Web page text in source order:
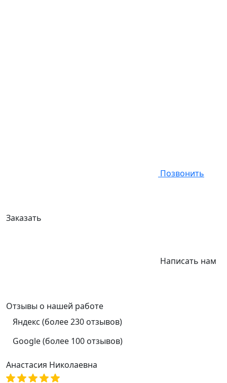
Позвонить
Заказать
Написать нам
Отзывы о нашей работе
Яндекс (более 230 отзывов)
Google (более 100 отзывов)
Анастасия Николаевна